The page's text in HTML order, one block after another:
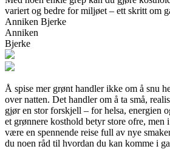
variert og bedre for miljøet – ett skritt om
Anniken Bjerke
Anniken
Bjerke
Å spise mer grønt handler ikke om å snu
over natten. Det handler om å ta små,
gjør en stor forskjell – for helsa, energien
et grønnere kosthold betyr store ofre, men
være en spennende reise full av nye
du noen råd til hvordan du kan komme i